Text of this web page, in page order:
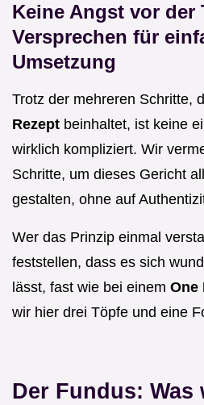
Keine Angst vor der
Versprechen für
Umsetzung
Trotz der mehreren Schritte,
Rezept beinhaltet, ist keine
wirklich kompliziert. Wir
Schritte, um dieses Gericht
gestalten, ohne auf
Wer das Prinzip einmal
feststellen, dass es sich
lässt, fast wie bei einem One
wir hier drei Töpfe und eine
Der Fundus: